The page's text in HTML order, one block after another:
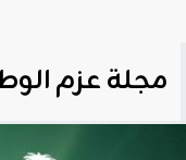
مجلة عزم الوطن